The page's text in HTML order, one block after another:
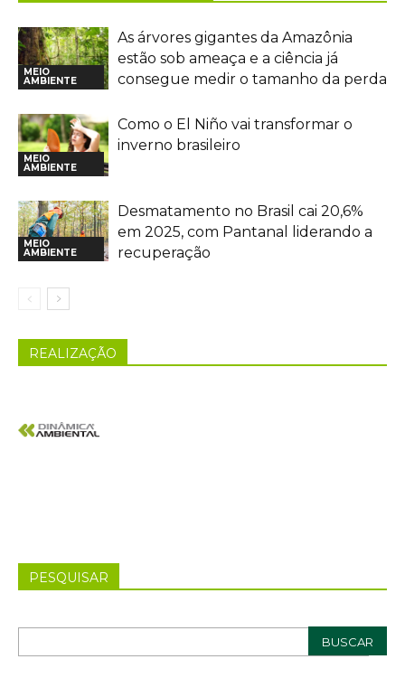
MEIO
AMBIENTE
As árvores gigantes da Amazônia
estão sob ameaça e a ciência já
consegue medir o tamanho da perda
MEIO
AMBIENTE
Como o El Niño vai transformar o
inverno brasileiro
MEIO
AMBIENTE
Desmatamento no Brasil cai 20,6%
em 2025, com Pantanal liderando a
recuperação
REALIZAÇÃO
PESQUISAR